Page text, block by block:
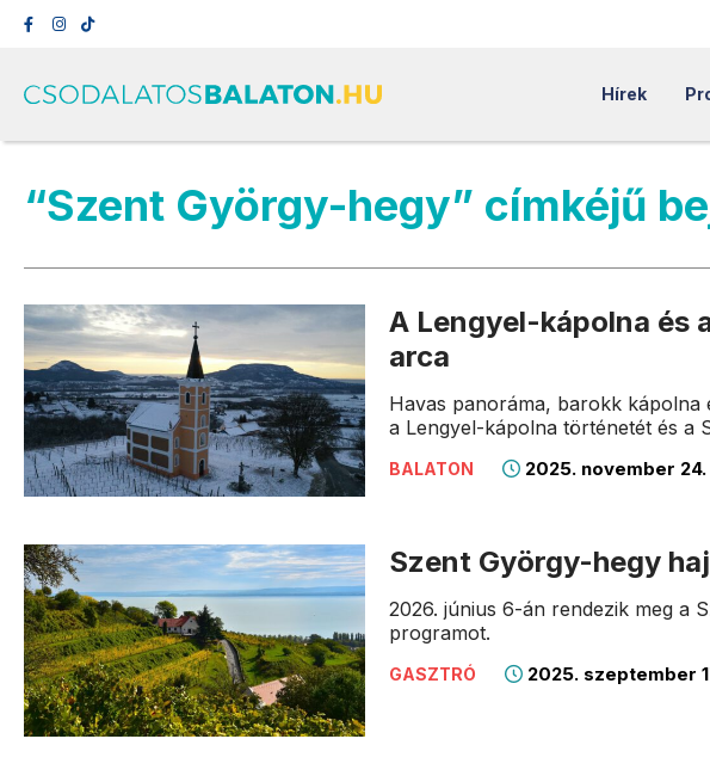
Hírek
“Szent György-hegy” címkéjű
A Lengyel-kápolna és
arca
Havas panoráma, barokk kápolna
a Lengyel-kápolna történetét és a
BALATON 2025. november 24.
Szent György-hegy
2026. június 6-án rendezik meg a
programot.
GASZTRÓ 2025. szeptember